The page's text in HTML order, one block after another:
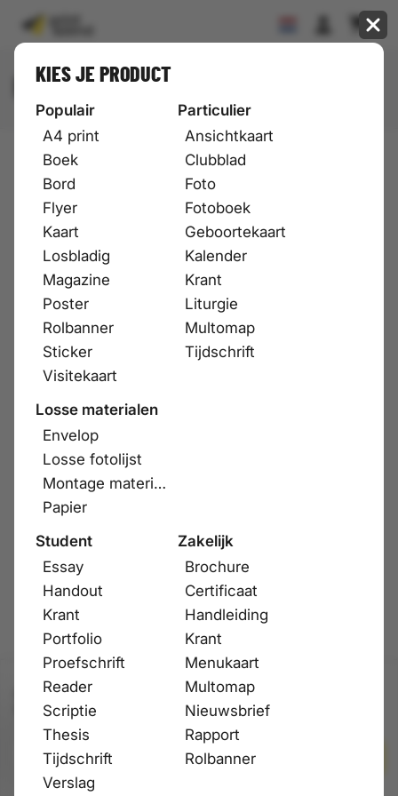
Kies je product
Prijs & leverdatum worden niet getoond vanwege
foutmeldingen
Toevoegen
KIES JE PRODUCT
Populair
A4 print
Boek
Bord
Flyer
Kaart
Losbladig
Magazine
Poster
Rolbanner
Sticker
Visitekaart
Losse materialen
Envelop
Losse fotolijst
Montage materiaal
Papier
Particulier
Ansichtkaart
Clubblad
Foto
Fotoboek
Geboortekaart
Kalender
Krant
Liturgie
Multomap
Tijdschrift
Student
Essay
Handout
Krant
Portfolio
Proefschrift
Reader
Scriptie
Thesis
Tijdschrift
Verslag
Zakelijk
Brochure
Certificaat
Handleiding
Krant
Menukaart
Multomap
Nieuwsbrief
Rapport
Rolbanner